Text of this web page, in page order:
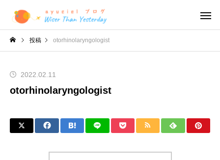
投稿 otorhinolaryngologist
2022.02.11
otorhinolaryngologist